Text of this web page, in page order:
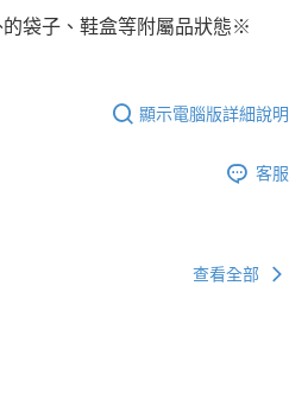
袋子、鞋盒等附屬品狀態※
顯示電腦版詳細說明
客服
查看全部